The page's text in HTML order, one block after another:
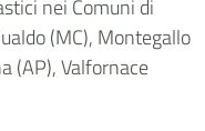
nei Comuni di
(MC), Montegallo
(AP), Valfornace